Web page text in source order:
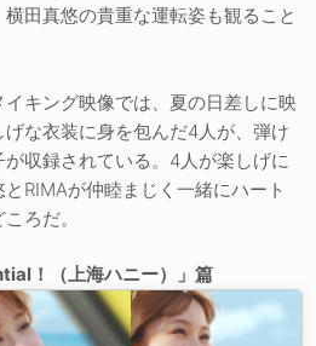
田真悠の貴重な運転姿も観ること
キング映像では、夏の日差しに映
な衣装に身を包んだ4人が、弾け
収録されている。4人が楽しげに
RIMAが仲睦まじく一緒にハート
ろだ。
！（上海ハニー）」篇